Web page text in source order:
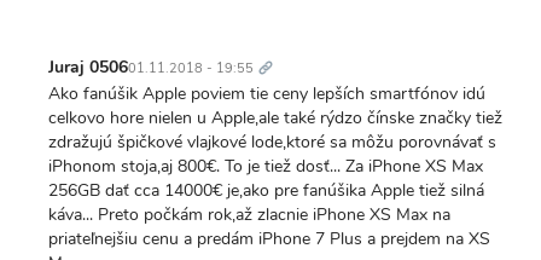
Juraj 050601.11.2018 - 19:55 odkaz
Ako fanúšik Apple poviem tie ceny lepších smartfónov idú
celkovo hore nielen u Apple,ale také rýdzo čínske značky tiež
zdražujú špičkové vlajkové lode,ktoré sa môžu porovnávať s
iPhonom stoja,aj 800€. To je tiež dosť... Za iPhone XS Max
256GB dať cca 14000€ je,ako pre fanúšika Apple tiež silná
káva... Preto počkám rok,až zlacnie iPhone XS Max na
priateľnejšiu cenu a predám iPhone 7 Plus a prejdem na XS